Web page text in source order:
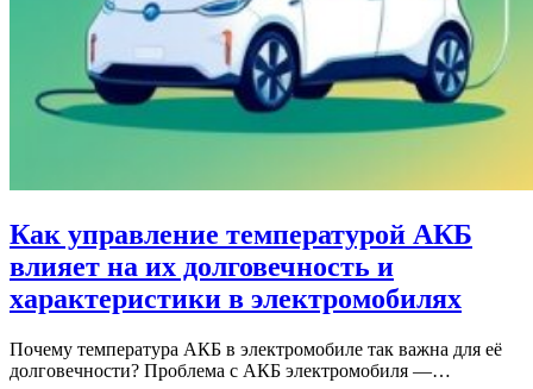
Как управление температурой АКБ
влияет на их долговечность и
характеристики в электромобилях
Почему температура АКБ в электромобиле так важна для её
долговечности? Проблема с АКБ электромобиля —…